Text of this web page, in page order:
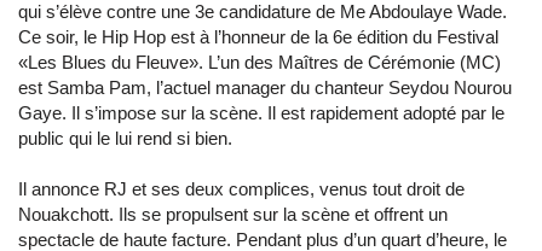
qui s’élève contre une 3e candidature de Me Abdoulaye Wade.
Ce soir, le Hip Hop est à l’honneur de la 6e édition du Festival
«Les Blues du Fleuve». L’un des Maîtres de Cérémonie (MC)
est Samba Pam, l’actuel manager du chanteur Seydou Nourou
Gaye. Il s’impose sur la scène. Il est rapidement adopté par le
public qui le lui rend si bien.
Il annonce RJ et ses deux complices, venus tout droit de
Nouakchott. Ils se propulsent sur la scène et offrent un
spectacle de haute facture. Pendant plus d’un quart d’heure, le